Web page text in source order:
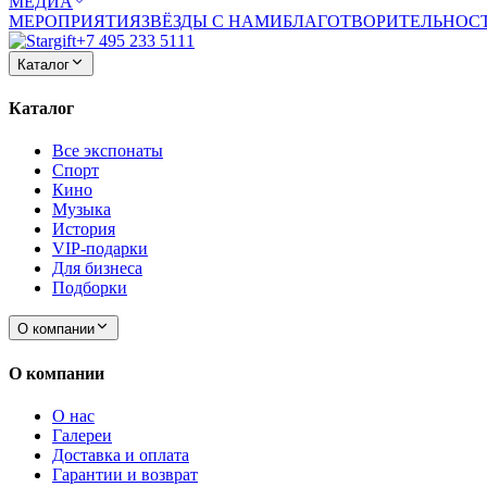
МЕРОПРИЯТИЯЗВЁЗДЫ С НАМИ
+7 495 233 5111
Каталог
Каталог
Все экспонаты
Спорт
Кино
Музыка
История
VIP-подарки
Для бизнеса
Подборки
О компании
О компании
О нас
Галереи
Доставка и оплата
Гарантии и возврат